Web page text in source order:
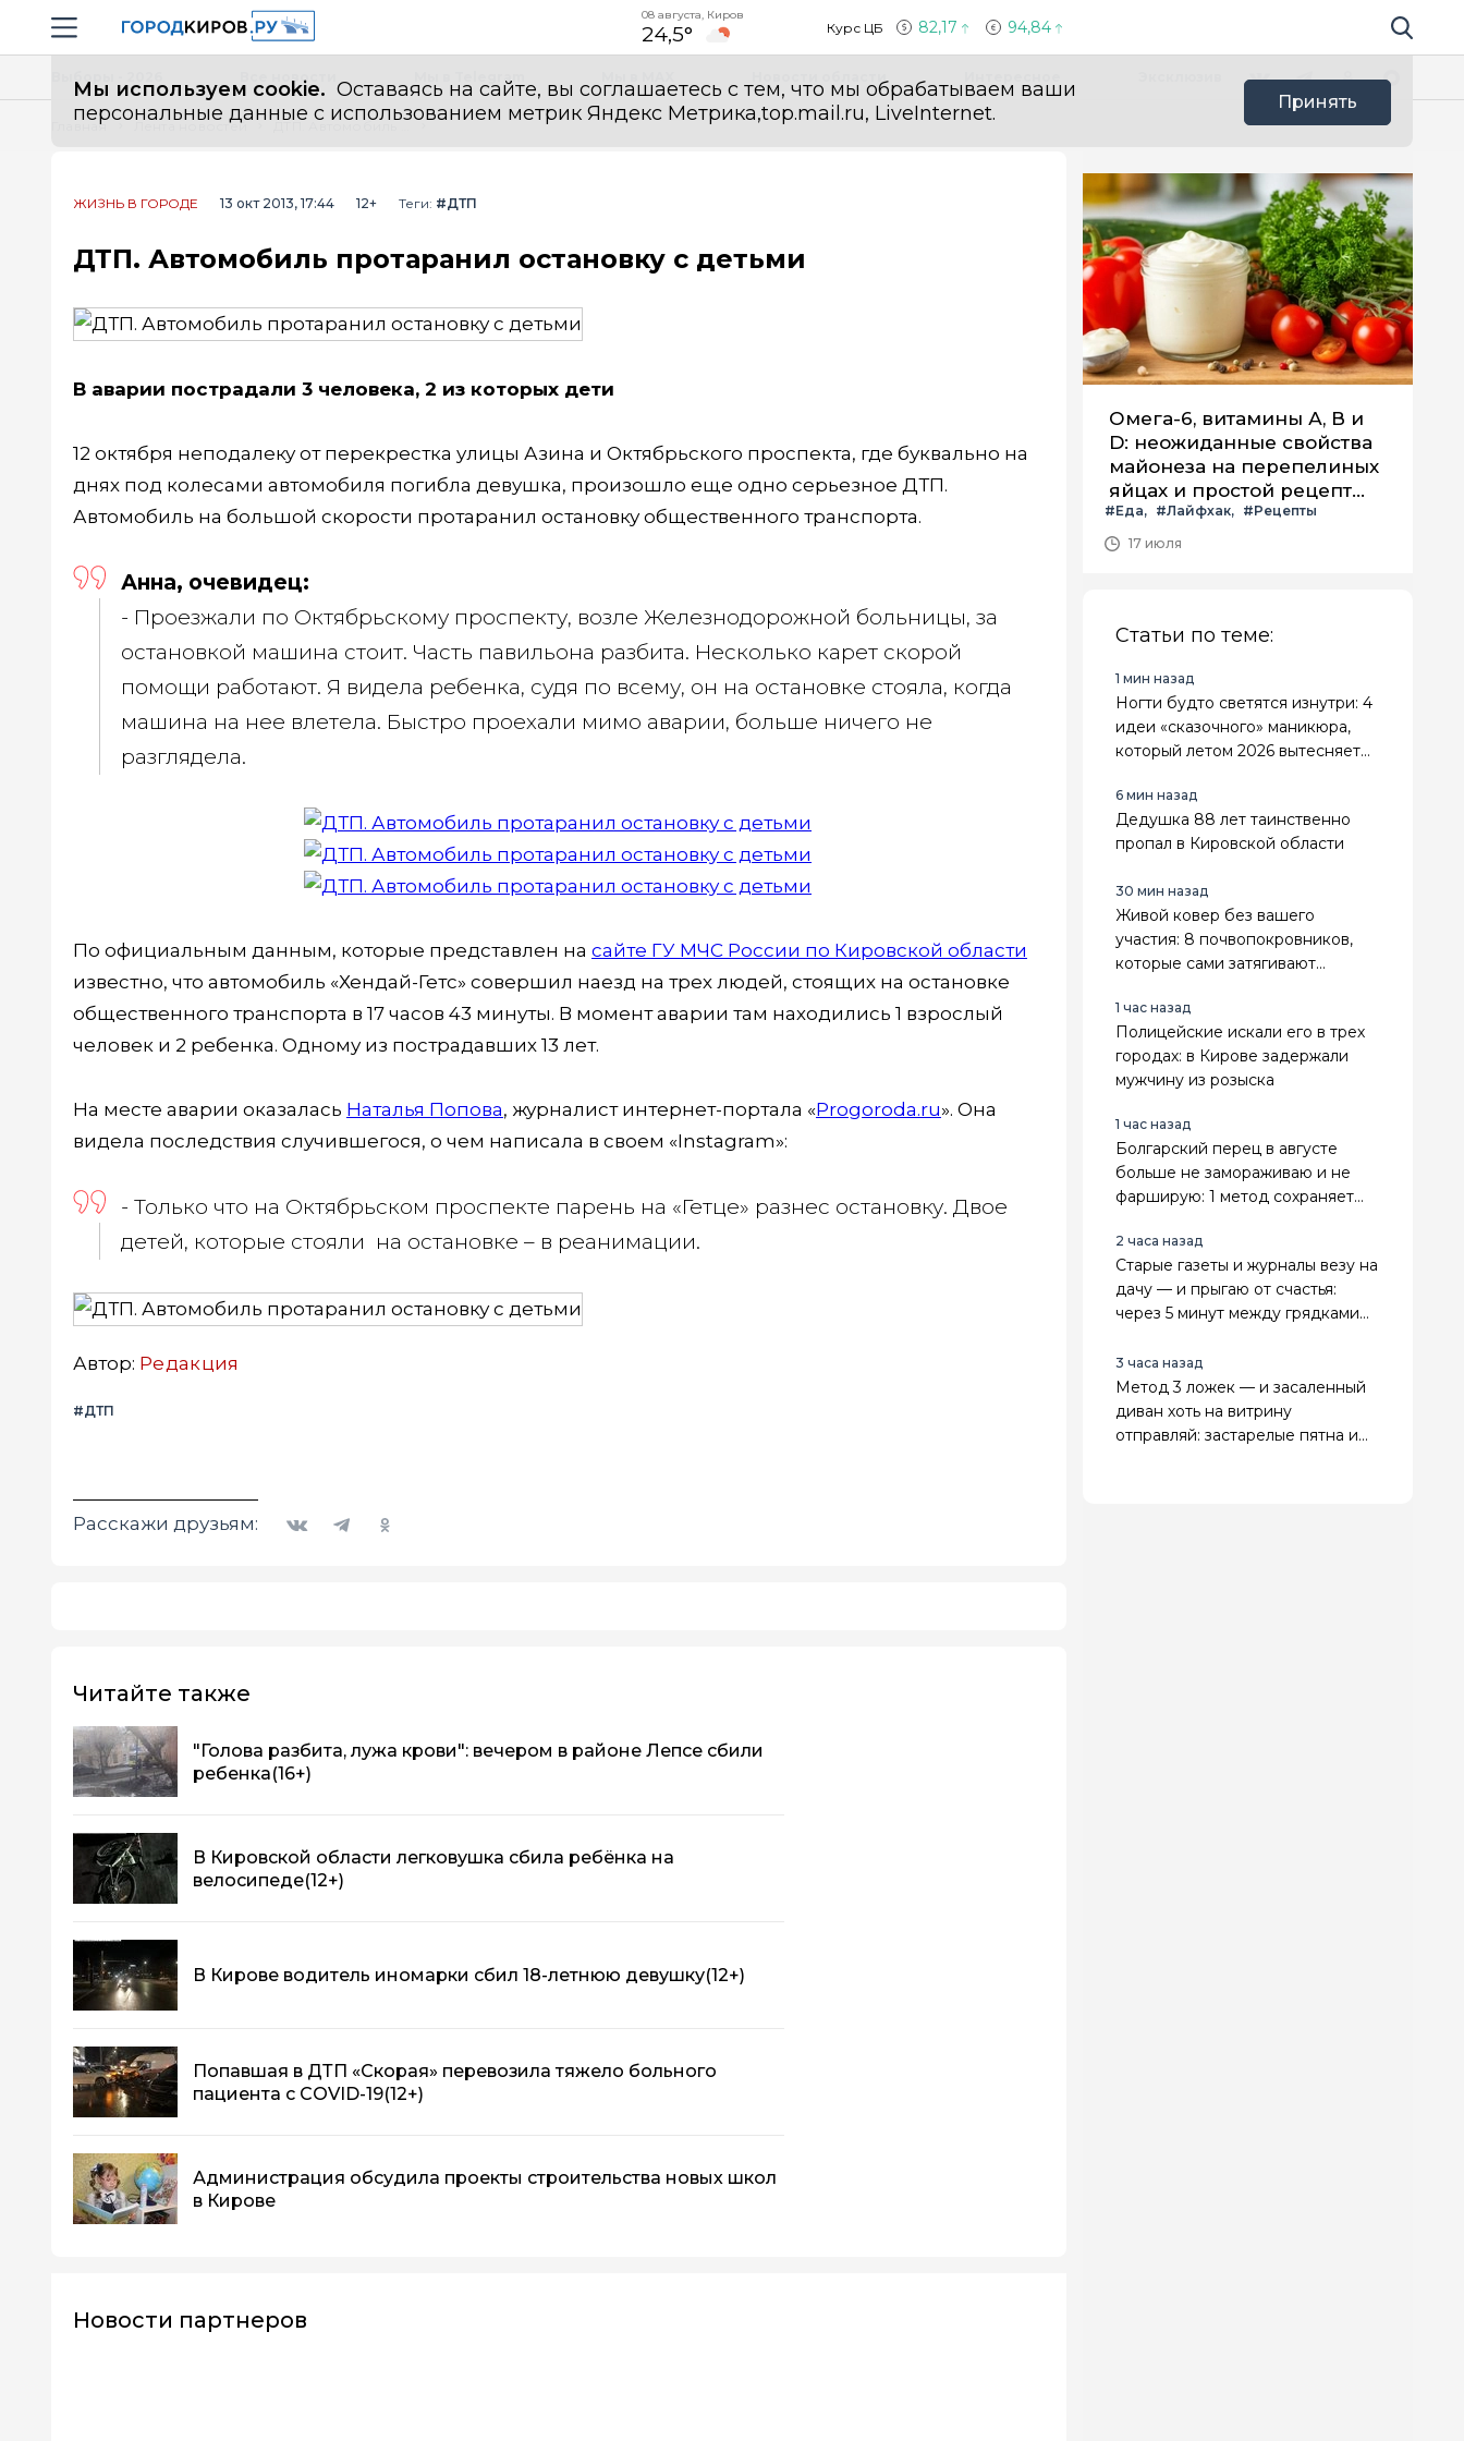
Навигация сайта
08 августа, Киров
24,5° Курс ЦБ 82,17 94,84 Поиск по
Мы используем cookie. Оставаясь на сайте, вы соглашаетесь с тем, что мы обрабатываем ваши
персональные данные с использованием метрик Яндекс Метрика,top.mail.ru, LiveInternet.
Принять
Все новости
Главная Лента новостей
ЖИЗНЬ В ГОРОДЕ 13 окт 2013, 17:44 12+ Теги: #ДТП
ДТП. Автомобиль протаранил остановку с детьми
В аварии пострадали 3 человека, 2 из которых дети
12 октября неподалеку от перекрестка улицы Азина и Октябрьского проспекта, где буквально на
днях под колесами автомобиля погибла девушка, произошло еще одно серьезное ДТП.
Автомобиль на большой скорости протаранил остановку общественного транспорта.
Анна, очевидец:
- Проезжали по Октябрьскому проспекту, возле Железнодорожной больницы, за
остановкой машина стоит. Часть павильона разбита. Несколько карет скорой
помощи работают. Я видела ребенка, судя по всему, он на остановке стояла, когда
машина на нее влетела. Быстро проехали мимо аварии, больше ничего не
разглядела.
По официальным данным, которые представлен на сайте ГУ МЧС России по Кировской области
известно, что автомобиль «Хендай-Гетс» совершил наезд на трех людей, стоящих на остановке
общественного транспорта в 17 часов 43 минуты. В момент аварии там находились 1 взрослый
человек и 2 ребенка. Одному из пострадавших 13 лет.
На месте аварии оказалась Наталья Попова, журналист интернет-портала «Progoroda.ru». Она
видела последствия случившегося, о чем написала в своем «Instagram»:
- Только что на Октябрьском проспекте парень на «Гетце» разнес остановку. Двое
детей, которые стояли на остановке – в реанимации.
Автор: Редакция
#ДТП
Расскажи друзьям:
Читайте также
"Голова разбита, лужа крови": вечером в районе Лепсе сбили
ребенка(16+)
В Кировской области легковушка сбила ребёнка на
велосипеде(12+)
В Кирове водитель иномарки сбил 18-летнюю девушку(12+)
Попавшая в ДТП «Скорая» перевозила тяжело больного
пациента с COVID-19(12+)
Администрация обсудила проекты строительства новых школ
в Кирове
Новости партнеров
Омега-6, витамины А, В и
D: неожиданные свойства
майонеза на перепелиных
яйцах и простой рецепт
летнего салата с ним
#Еда #Лайфхак
#Рецепты
17 июля
Статьи по теме:
1 мин назад
Ногти будто светятся изнутри: 4
идеи «сказочного» маникюра,
который летом 2026 вытесняет
6 мин назад
Дедушка 88 лет таинственно
пропал в Кировской области
30 мин назад
Живой ковер без вашего
участия: 8 почвопокровников,
которые сами затягивают
гуще — мой топ
1 час назад
Полицейские искали его в трех
городах: в Кирове задержали
мужчину из розыска
1 час назад
Болгарский перец в августе
больше не замораживаю и не
фарширую: 1 метод сохраняет
самой весны
2 часа назад
Старые газеты и журналы везу на
дачу — и прыгаю от счастья:
через 5 минут между грядками
пролезает
3 часа назад
Метод 3 ложек — и засаленный
диван хоть на витрину
отправляй: застарелые пятна и